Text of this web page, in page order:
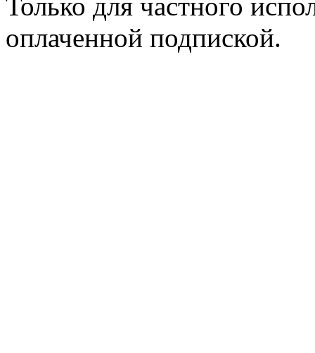
оплаченной подпиской.